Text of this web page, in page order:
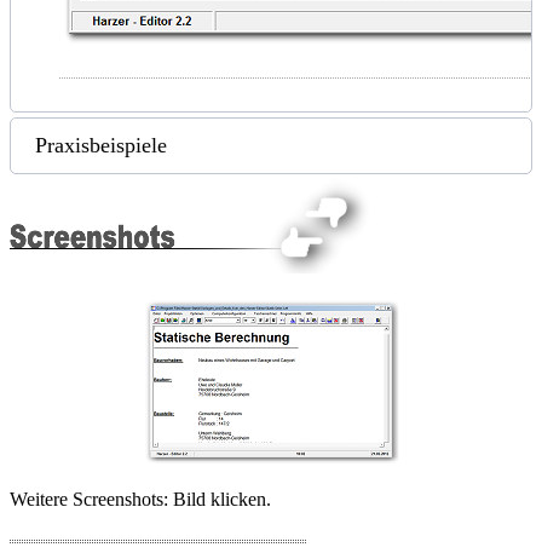
Praxisbeispiele
Weitere Screenshots: Bild klicken.